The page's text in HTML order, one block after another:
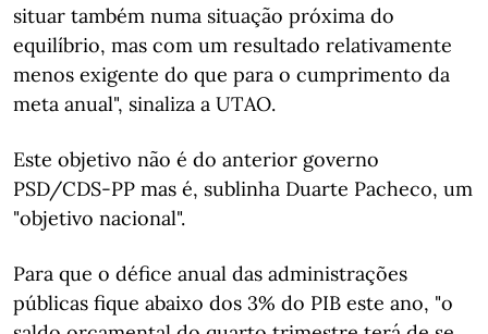
situar também numa situação próxima do
equilíbrio, mas com um resultado relativamente
menos exigente do que para o cumprimento da
meta anual", sinaliza a UTAO.
Este objetivo não é do anterior governo
PSD/CDS-PP mas é, sublinha Duarte Pacheco, um
"objetivo nacional".
Para que o défice anual das administrações
públicas fique abaixo dos 3% do PIB este ano, "o